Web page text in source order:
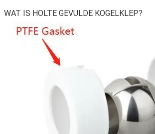
WAT IS HOLTE GEVULDE KOGELKLEP?